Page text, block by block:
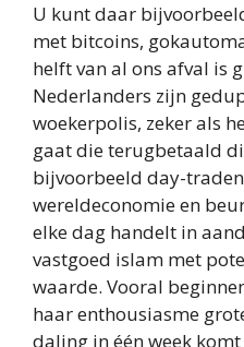
U kunt daar
met bitcoins,
helft van al ons afval is
Nederlanders zijn
woekerpolis, zeker als
gaat die terugbetaald
bijvoorbeeld day-
wereldeconomie en
elke dag handelt in
vastgoed islam met
waarde. Vooral
haar enthousiasme
daling in één week